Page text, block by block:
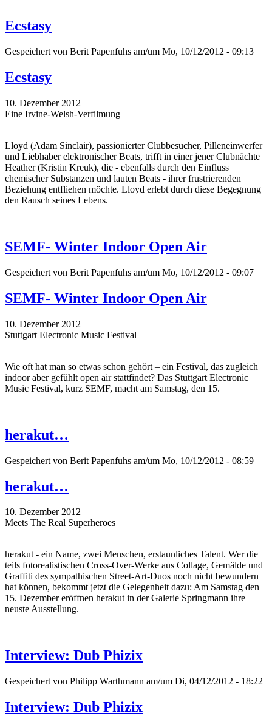
Ecstasy
Gespeichert von Berit Papenfuhs am/um Mo, 10/12/2012 - 09:13
Ecstasy
10. Dezember 2012
Eine Irvine-Welsh-Verfilmung
Lloyd (Adam Sinclair), passionierter Clubbesucher, Pilleneinwerfer
und Liebhaber elektronischer Beats, trifft in einer jener Clubnächte
Heather (Kristin Kreuk), die - ebenfalls durch den Einfluss
chemischer Substanzen und lauten Beats - ihrer frustrierenden
Beziehung entfliehen möchte. Lloyd erlebt durch diese Begegnung
den Rausch seines Lebens.
SEMF- Winter Indoor Open Air
Gespeichert von Berit Papenfuhs am/um Mo, 10/12/2012 - 09:07
SEMF- Winter Indoor Open Air
10. Dezember 2012
Stuttgart Electronic Music Festival
Wie oft hat man so etwas schon gehört – ein Festival, das zugleich
indoor aber gefühlt open air stattfindet? Das Stuttgart Electronic
Music Festival, kurz SEMF, macht am Samstag, den 15.
herakut…
Gespeichert von Berit Papenfuhs am/um Mo, 10/12/2012 - 08:59
herakut…
10. Dezember 2012
Meets The Real Superheroes
herakut - ein Name, zwei Menschen, erstaunliches Talent. Wer die
teils fotorealistischen Cross-Over-Werke aus Collage, Gemälde und
Graffiti des sympathischen Street-Art-Duos noch nicht bewundern
hat können, bekommt jetzt die Gelegenheit dazu: Am Samstag den
15. Dezember eröffnen herakut in der Galerie Springmann ihre
neuste Ausstellung.
Interview: Dub Phizix
Gespeichert von Philipp Warthmann am/um Di, 04/12/2012 - 18:22
Interview: Dub Phizix